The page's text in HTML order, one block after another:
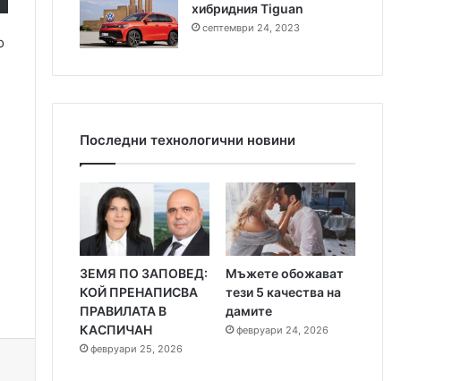
хибридния Tiguan
септември 24, 2023
Последни технологични новини
ЗЕМЯ ПО ЗАПОВЕД:
КОЙ ПРЕНАПИСВА
ПРАВИЛАТА В
КАСПИЧАН
февруари 25, 2026
Мъжете обожават
тези 5 качества на
дамите
февруари 24, 2026